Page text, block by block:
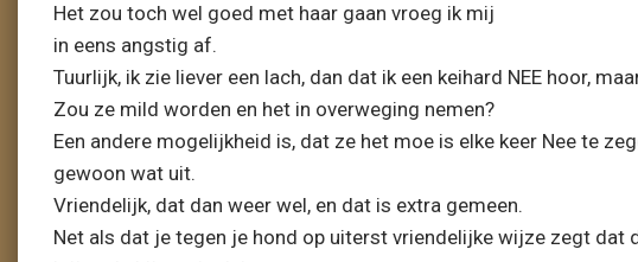
Het zou toch wel goed met haar gaan vroeg ik mij
in eens angstig af.
Tuurlijk, ik zie liever een lach, dan dat ik een keihard NEE hoor,
Zou ze mild worden en het in overweging nemen?
Een andere mogelijkheid is, dat ze het moe is elke keer Nee te
gewoon wat uit.
Vriendelijk, dat dan weer wel, en dat is extra gemeen.
Net als dat je tegen je hond op uiterst vriendelijke wijze zegt dat